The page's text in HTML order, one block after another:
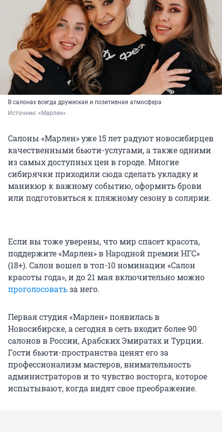
В салонах всегда дружеская и позитивная атмосфера
Источник: «Марлен»
Салоны «Марлен» уже 15 лет радуют новосибирцев
качественными бьюти-услугами, а также одними
из самых доступных цен в городе. Многие
сибирячки приходили сюда сделать укладку и
маникюр к важному событию, оформить брови
или подготовиться к пляжному сезону в солярии.
Если вы тоже уверены, что мир спасет красота,
поддержите «Марлен» в Народной премии НГС»
(18+). Салон вошел в топ-10 номинации «Салон
красоты года», и до 21 мая включительно можно
проголосоватьза него.
Первая студия «Марлен» появилась в
Новосибирске, а сегодня в сеть входит более 90
салонов в России, Арабских Эмиратах и Турции.
Гости бьюти-пространства ценят его за
профессионализм мастеров, внимательность
администраторов и то чувство восторга, которое
испытывают, когда видят свое преображение.